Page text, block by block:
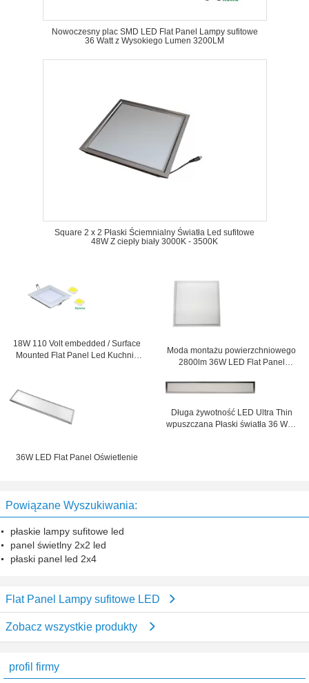
Nowoczesny plac SMD LED Flat Panel Lampy sufitowe
36 Watt z Wysokiego Lumen 3200LM
Square 2 x 2 Płaski Ściemnialny Światła Led sufitowe
48W Z ciepły biały 3000K - 3500K
18W 110 Volt embedded / Surface
Mounted Flat Panel Led Kuchnia
Moda montażu powierzchniowego
2800lm 36W LED Flat Panel
Supermarket
36W LED Flat Panel Oświetlenie
Długa żywotność LED Ultra Thin
wpuszczana Płaski światła 36 Watt
Powiązane Wyszukiwania:
płaskie lampy sufitowe led
panel świetlny 2x2 led
płaski panel led 2x4
Flat Panel Lampy sufitowe LED
Zobacz wszystkie produkty
profil firmy